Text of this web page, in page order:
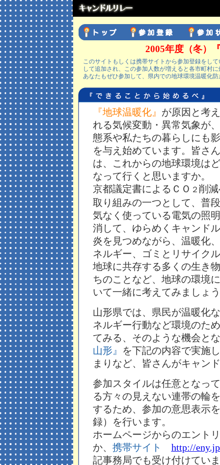
2005年度（冬）
このサイトもしくは携帯サイトから参加登録をし
して追加され、この参加人数が増えると各市町村
あなたもぜひ参加して、県内での地球環境温暖化
『地球温暖化』 が原因と考
れる気候変動・異常気象が
態系や私たちの暮らしにも
を与え始めています。皆さん
は、これからの地球環境は
なって行くと思いますか。
京都議定書によるＣＯ ２ 削
取り組みの一つとして、普
気なく使っている電気の照
消して、ゆらめくキャンド
炎を見つめながら、温暖化
ネルギー、ゴミとリサイク
地球に共存する多くの生き
ちのことなど、地球の環境
いて一緒に考えてみましょ
山形県では、県民が温暖化
ネルギー行動など環境のた
てみる、そのような機会と
山形』
を下記の内容で実施
まりなど、皆さんがキャン
参加スタイルは任意となっ
る方々の見えない連帯の輪
するため、参加の意思表示
録）を行います。
ホームページからのエント
か、 携帯サイト http://
記事務局でも受け付けてい